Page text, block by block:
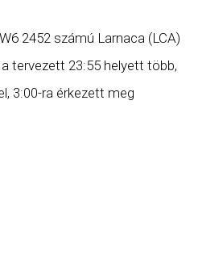
2452 számú Larnaca (LCA)
tervezett 23:55 helyett több,
3:00-ra érkezett meg